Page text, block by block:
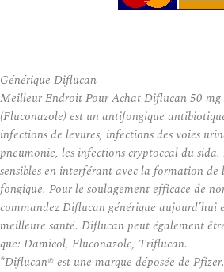
Générique Diflucan
Meilleur Endroit Pour Achat Diflucan 50
(Fluconazole) est un antifongique
infections de levures, infections des voies
pneumonie, les infections cryptoccal du
sensibles en interférant avec la formation
fongique. Pour le soulagement efficace de
commandez Diflucan générique aujourd’hui
meilleure santé. Diflucan peut également
que: Damicol, Fluconazole, Triflucan.
*Diflucan® est une marque déposée de Pfizer.